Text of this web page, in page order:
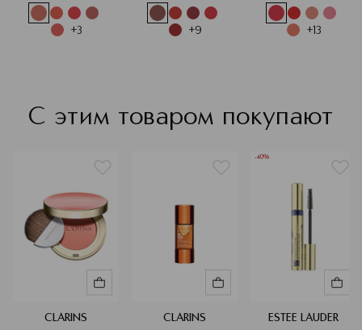
+3 +9 +13
С этим товаром покупают
CLARINS CLARINS
-40%
ESTEE LAUDER